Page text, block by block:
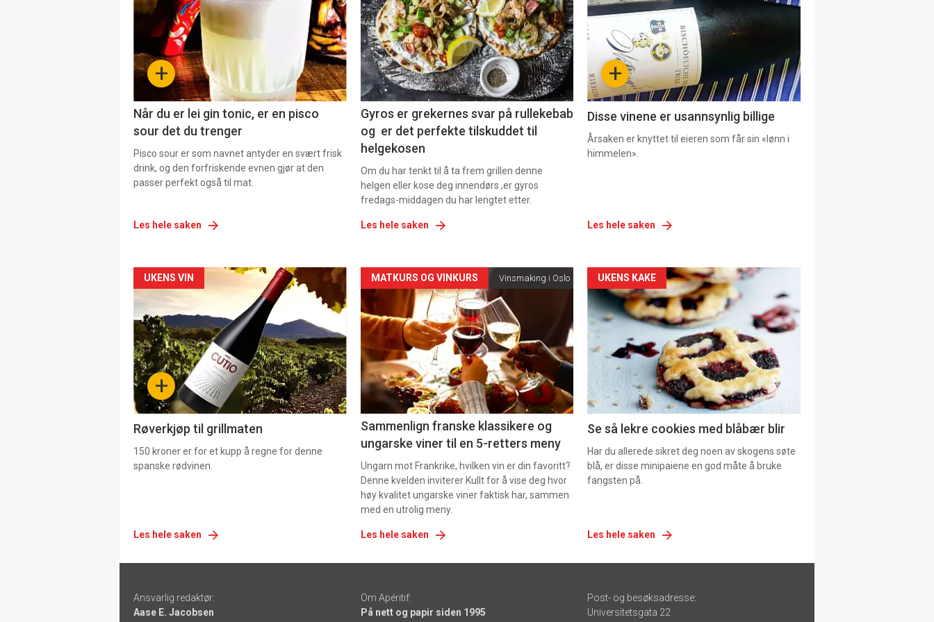
+
Når du er lei gin tonic, er en pisco
sour det du trenger
Pisco sour er som navnet antyder en svært frisk
drink, og den forfriskende evnen gjør at den
passer perfekt også til mat.
Les hele saken
nå
-
2
Gyros er grekernes svar på rullekebab
og er det perfekte tilskuddet til
helgekosen
Om du har tenkt til å ta frem grillen denne
helgen eller kose deg innendørs ,er gyros
fredags-middagen du har lengtet etter.
Les hele saken
nå
3 +
Disse vinene er usannsynlig billige
Årsaken er knyttet til eieren som får sin «lønn i
himmelen».
Les hele saken
Forsiden
akkurat
nå
-
4 +
UKENS VIN
Røverkjøp til grillmaten
150 kroner er for et kupp å regne for denne
spanske rødvinen.
Les hele saken
Forsiden
akkurat
nå
-
5
MATKURS OG VINKURS Vinsmaking i Oslo
Sammenlign franske klassikere og
ungarske viner til en 5-retters meny
Ungarn mot Frankrike, hvilken vin er din favoritt?
Denne kvelden inviterer Kullt for å vise deg hvor
høy kvalitet ungarske viner faktisk har, sammen
med en utrolig meny.
Les hele saken
Forsiden
akkurat
nå
6
UKENS KAKE
Se så lekre cookies med blåbær blir
Har du allerede sikret deg noen av skogens søte
blå, er disse minipaiene en god måte å bruke
fangsten på.
Les hele saken
-
Ansvarlig redaktør:
Aase E. Jacobsen
Om Apéritif:
På nett og papir siden 1995
Post- og besøksadresse:
Universitetsgata 22